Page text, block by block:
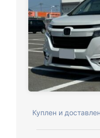
Куплен и